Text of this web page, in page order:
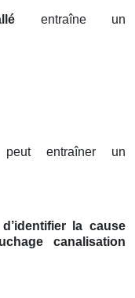
entraîne un
entraîner un
la cause
canalisation